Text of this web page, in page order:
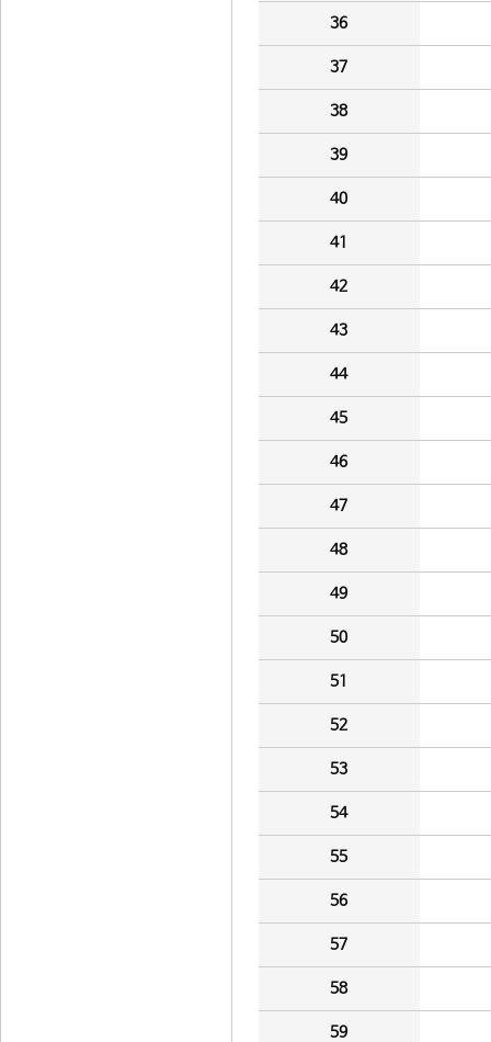
36
37
38
39
40
41
42
43
44
45
46
47
48
49
50
51
52
53
54
55
56
57
58
59